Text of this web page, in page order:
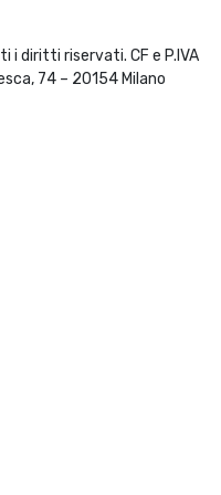
diritti riservati. CF e P.IVA
74 – 20154 Milano